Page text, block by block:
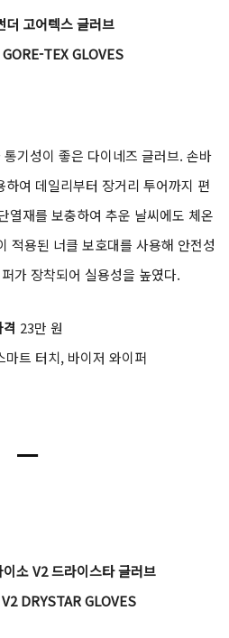
더 고어텍스 글러브
TEX GLOVES
기성이 좋은 다이네즈 글러브. 손바
여 데일리부터 장거리 투어까지 편
열재를 보충하여 추운 날씨에도 체온
적용된 너클 보호대를 사용해 안전성
가 장착되어 실용성을 높였다.
23만 원
마트 터치, 바이저 와이퍼
ㅡ
소 V2 드라이스타 글러브
DRYSTAR GLOVES